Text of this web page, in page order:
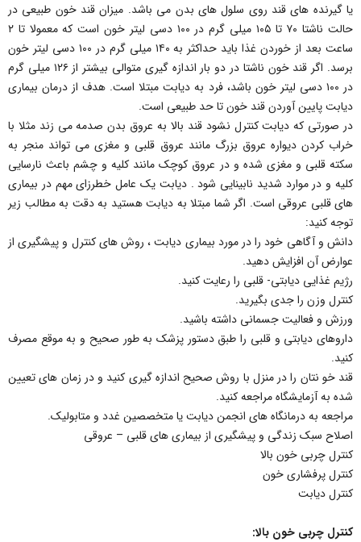
یا گیرنده های قند روی سلول های بدن می باشد. میزان قند خون طبیعی در
حالت ناشتا ۷۰ تا ۱۰۵ میلی گرم در ۱۰۰ دسی لیتر خون است که معمولا تا ۲
ساعت بعد از خوردن غذا باید حداکثر به ۱۴۰ میلی گرم در ۱۰۰ دسی لیتر خون
برسد. اگر قند خون ناشتا در دو بار اندازه گیری متوالی بیشتر از ۱۲۶ میلی گرم
در ۱۰۰ دسی لیتر خون باشد، فرد به دیابت مبتلا است. هدف از درمان بیماری
دیابت پایین آوردن قند خون تا حد طبیعی است.
در صورتی که دیابت کنترل نشود قند بالا به عروق بدن صدمه می زند مثلا با
خراب کردن دیواره عروق بزرگ مانند عروق قلبی و مغزی می تواند منجر به
سکته قلبی و مغزی شده و در عروق کوچک مانند کلیه و چشم باعث نارسایی
کلیه و در موارد شدید نابینایی شود . دیابت یک عامل خطرزای مهم در بیماری
های قلبی عروقی است. اگر شما مبتلا به دیابت هستید به دقت به مطالب زیر
توجه کنید:
دانش و آگاهی خود را در مورد بیماری دیابت ، روش های کنترل و پیشگیری از
عوارض آن افزایش دهید.
رژیم غذایی دیابتی- قلبی را رعایت کنید.
کنترل وزن را جدی بگیرید.
ورزش و فعالیت جسمانی داشته باشید.
داروهای دیابتی و قلبی را طبق دستور پزشک به طور صحیح و به موقع مصرف
کنید.
قند خو نتان را در منزل با روش صحیح اندازه گیری کنید و در زمان های تعیین
شده به آزمایشگاه مراجعه کنید.
مراجعه به درمانگاه های انجمن دیابت یا متخصصین غدد و متابولیک.
اصلاح سبک زندگی و پیشگیری از بیماری های قلبی – عروقی
کنترل چربی خون بالا
کنترل پرفشاری خون
کنترل دیابت
کنترل چربی خون بالا: